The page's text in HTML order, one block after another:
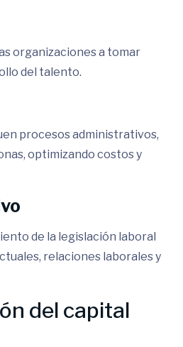
organizaciones a tomar
del talento.
procesos administrativos,
optimizando costos y
de la legislación laboral
relaciones laborales y
del capital